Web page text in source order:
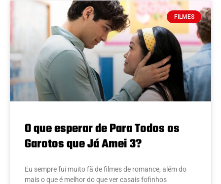
FILMES
O que esperar de Para Todos os
Garotos que Já Amei 3?
Eu sempre fui muito fã de filmes de romance, além do
mais o que é melhor do que ver casais fofinhos